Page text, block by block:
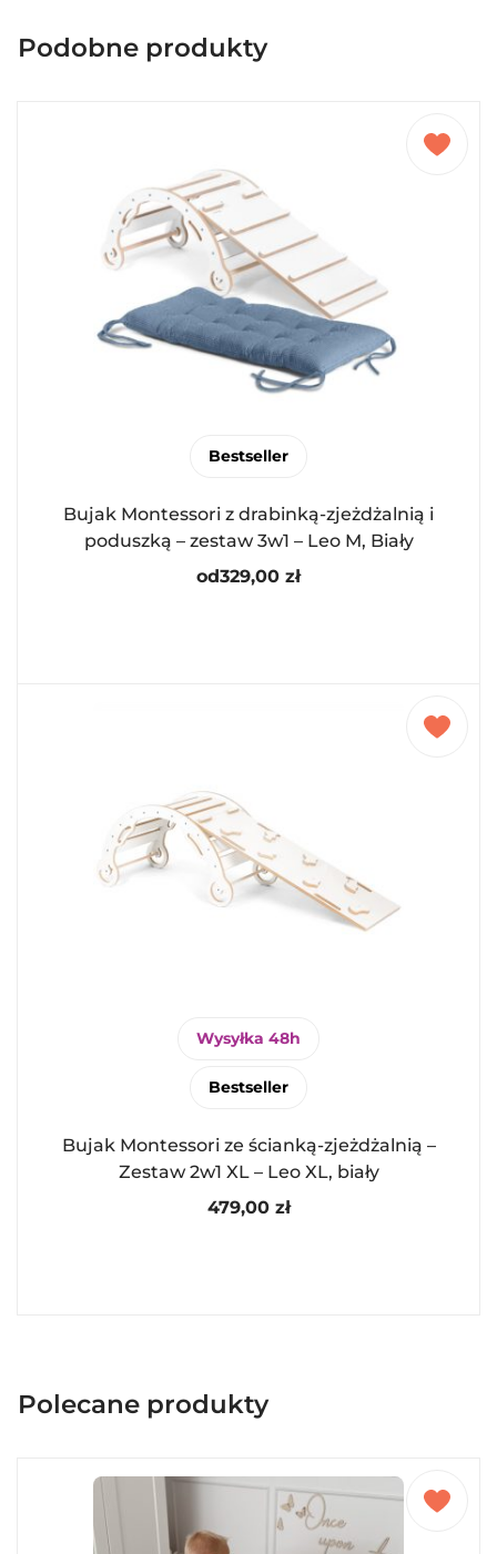
Podobne produkty
Bestseller
Bujak Montessori z drabinką-zjeżdżalnią i
poduszką – zestaw 3w1 – Leo M, Biały
od329,00 zł
Wysyłka 48h
Bestseller
Bujak Montessori ze ścianką-zjeżdżalnią –
Zestaw 2w1 XL – Leo XL, biały
479,00 zł
Polecane produkty